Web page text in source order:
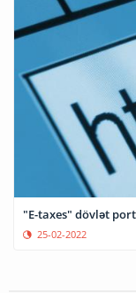
"E-taxes" dövlət
25-02-2022